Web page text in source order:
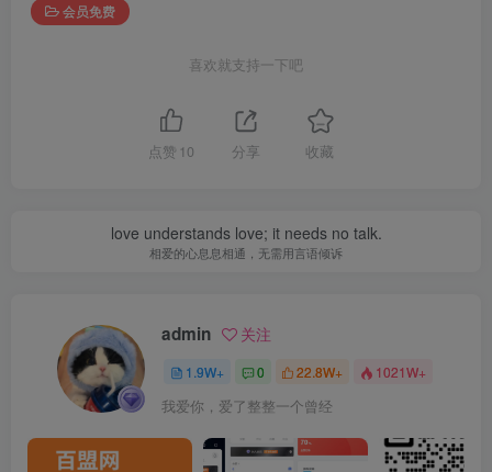
会员免费
喜欢就支持一下吧
点赞 10 分享 收藏
love understands love; it needs no talk.
相爱的心息息相通，无需用言语倾诉
admin 关注
1.9W+ 0 22.8W+ 1021W+
我爱你，爱了整整一个曾经